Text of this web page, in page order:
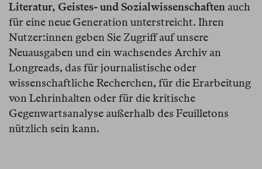
Literatur, Geistes- und Sozialwissenschaften auch
für eine neue Generation unterstreicht. Ihren
Nutzer:innen geben Sie Zugriff auf unsere
Neuausgaben und ein wachsendes Archiv an
Longreads, das für journalistische oder
wissenschaftliche Recherchen, für die Erarbeitung
von Lehrinhalten oder für die kritische
Gegenwartsanalyse außerhalb des Feuilletons
nützlich sein kann.